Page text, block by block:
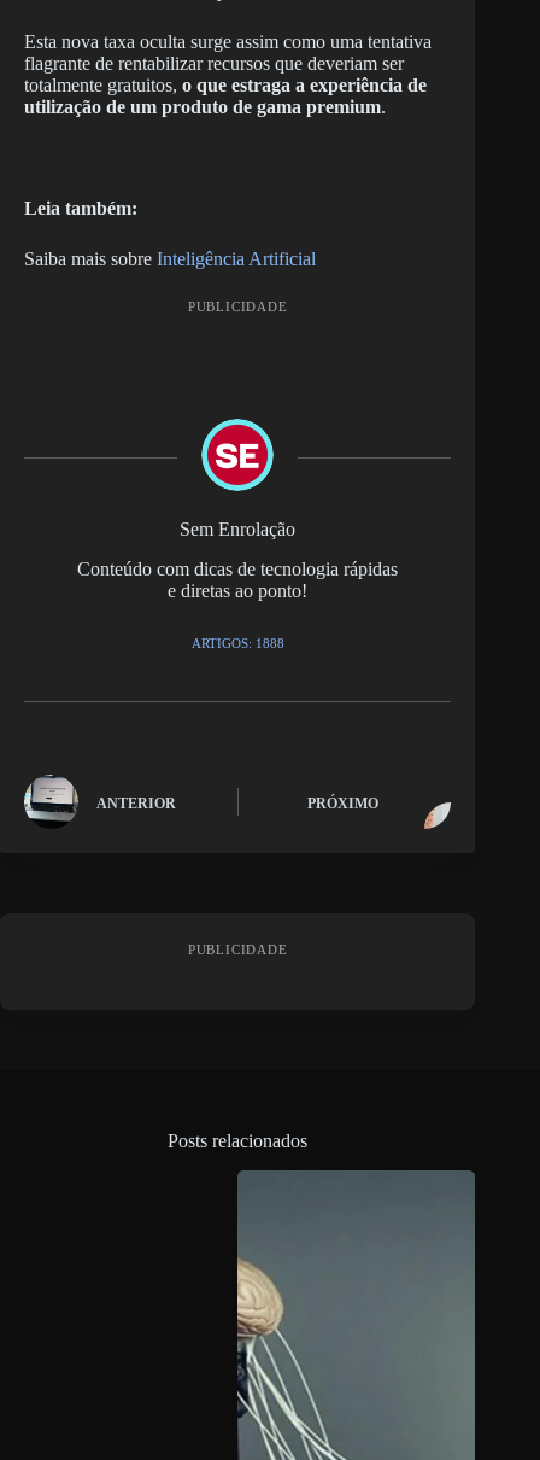
Esta nova taxa oculta surge assim como uma tentativa
flagrante de rentabilizar recursos que deveriam ser
totalmente gratuitos, o que estraga a experiência de
utilização de um produto de gama premium.
Leia também:
Saiba mais sobre Inteligência Artificial
PUBLICIDADE
Sem Enrolação
Conteúdo com dicas de tecnologia rápidas
e diretas ao ponto!
ARTIGOS: 1888
ANTERIOR PRÓXIMO
PUBLICIDADE
Posts relacionados